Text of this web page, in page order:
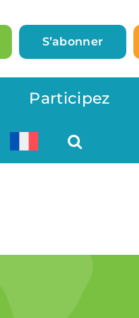
S’abonner
Participez